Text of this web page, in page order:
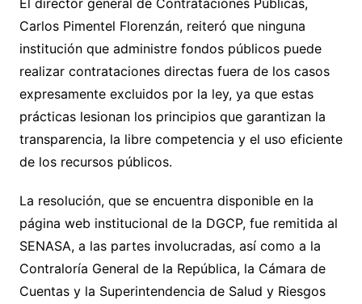
Carlos Pimentel Florenzán, reiteró que ninguna
institución que administre fondos públicos puede
realizar contrataciones directas fuera de los casos
expresamente excluidos por la ley, ya que estas
prácticas lesionan los principios que garantizan la
transparencia, la libre competencia y el uso eficiente
de los recursos públicos.
La resolución, que se encuentra disponible en la
página web institucional de la DGCP, fue remitida al
SENASA, a las partes involucradas, así como a la
Contraloría General de la República, la Cámara de
Cuentas y la Superintendencia de Salud y Riesgos